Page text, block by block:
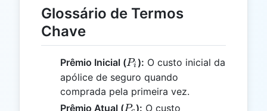
Glossário de Termos
Chave
Prêmio Inicial (P_i
Pi ): O custo inicial da
apólice de seguro quando
comprada pela primeira vez.
Prêmio Atual (P_c
P ): O custo